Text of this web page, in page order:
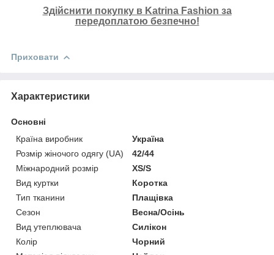
Здійснити покупку в Katrina Fashion за
передоплатою безпечно!
Приховати
Характеристики
Основні
Країна виробник
Україна
Розмір жіночого одягу (UA)
42/44
Міжнародний розмір
XS/S
Вид куртки
Коротка
Тип тканини
Плащівка
Сезон
Весна/Осінь
Вид утеплювача
Силікон
Колір
Чорний